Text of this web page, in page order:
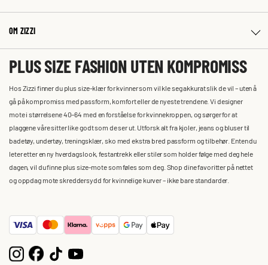
OM ZIZZI
PLUS SIZE FASHION UTEN KOMPROMISS
Hos Zizzi finner du plus size-klær for kvinner som vil kle seg akkurat slik de vil – uten å
gå på kompromiss med passform, komfort eller de nyeste trendene. Vi designer
mote i størrelsene 40–64 med en forståelse for kvinnekroppen, og sørger for at
plaggene våre sitter like godt som de ser ut. Utforsk alt fra kjoler, jeans og bluser til
badetøy, undertøy, treningsklær, sko med ekstra bred passform og tilbehør. Enten du
leter etter en ny hverdagslook, festantrekk eller stiler som holder følge med deg hele
dagen, vil du finne plus size-mote som føles som deg. Shop dine favoritter på nettet
og oppdag mote skreddersydd for kvinnelige kurver – ikke bare standarder.